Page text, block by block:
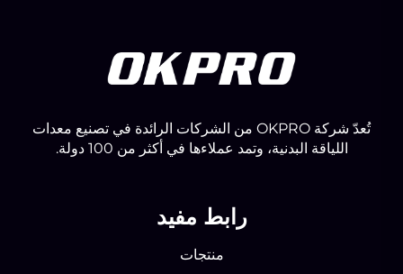
تُعدّ شركة OKPRO من الشركات الرائدة في تصنيع معدات
اللياقة البدنية، وتمد عملاءها في أكثر من 100 دولة.
رابط مفيد
منتجات